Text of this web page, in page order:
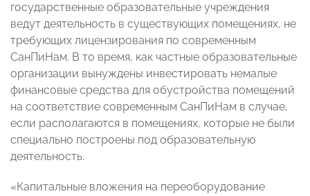
государственные образовательные учреждения
ведут деятельность в существующих помещениях, не
требующих лицензирования по современным
СанПиНам. В то время, как частные образовательные
организации вынуждены инвестировать немалые
финансовые средства для обустройства помещений
на соответствие современным СанПиНам в случае,
если располагаются в помещениях, которые не были
специально построены под образовательную
деятельность.
«Капитальные вложения на переоборудование